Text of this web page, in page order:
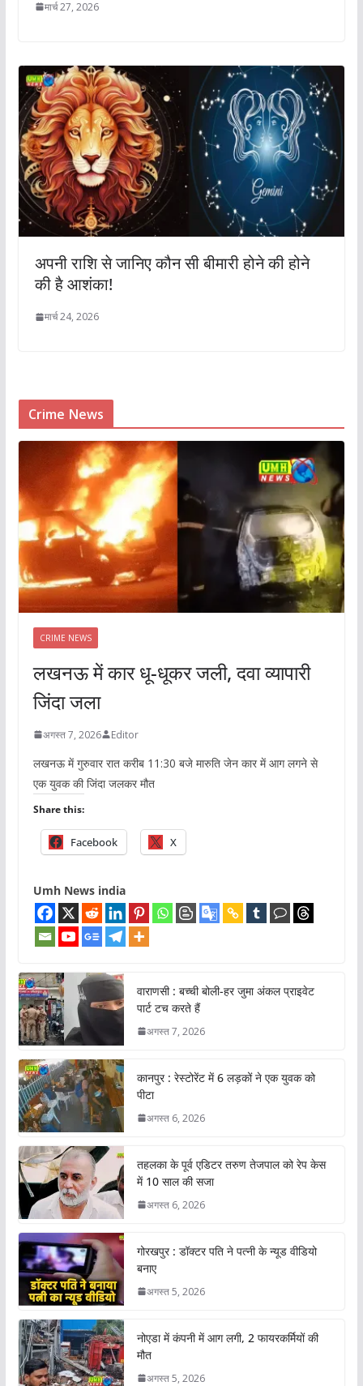
मार्च 27, 2026
अपनी राशि से जानिए कौन सी बीमारी होने की होने
की है आशंका!
मार्च 24, 2026
Crime News
CRIME NEWS
लखनऊ में कार धू-धूकर जली, दवा व्यापारी
जिंदा जला
अगस्त 7, 2026 Editor
लखनऊ में गुरुवार रात करीब 11:30 बजे मारुति जेन कार में आग लगने से
एक युवक की जिंदा जलकर मौत
Share this:
Facebook X
Umh News india
वाराणसी : बच्ची बोली-हर जुमा अंकल प्राइवेट
पार्ट टच करते हैं
अगस्त 7, 2026
कानपुर : रेस्टोरेंट में 6 लड़कों ने एक युवक को
पीटा
अगस्त 6, 2026
तहलका के पूर्व एडिटर तरुण तेजपाल को रेप केस
में 10 साल की सजा
अगस्त 6, 2026
गोरखपुर : डॉक्टर पति ने पत्नी के न्यूड वीडियो
बनाए
अगस्त 5, 2026
नोएडा में कंपनी में आग लगी, 2 फायरकर्मियों की
मौत
अगस्त 5, 2026